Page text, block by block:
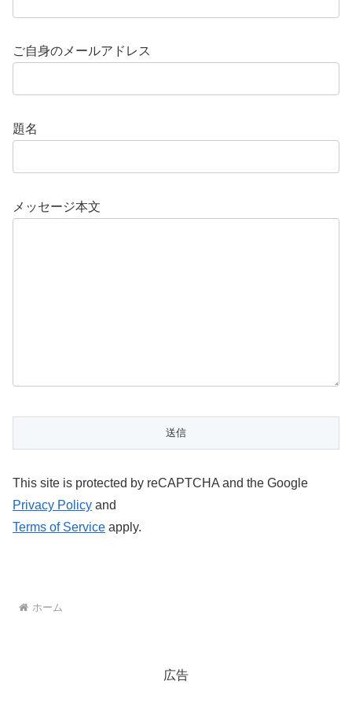
ご自身のメールアドレス
題名
メッセージ本文
This site is protected by reCAPTCHA and the Google
Privacy Policy and
Terms of Service apply.
ホーム
広告